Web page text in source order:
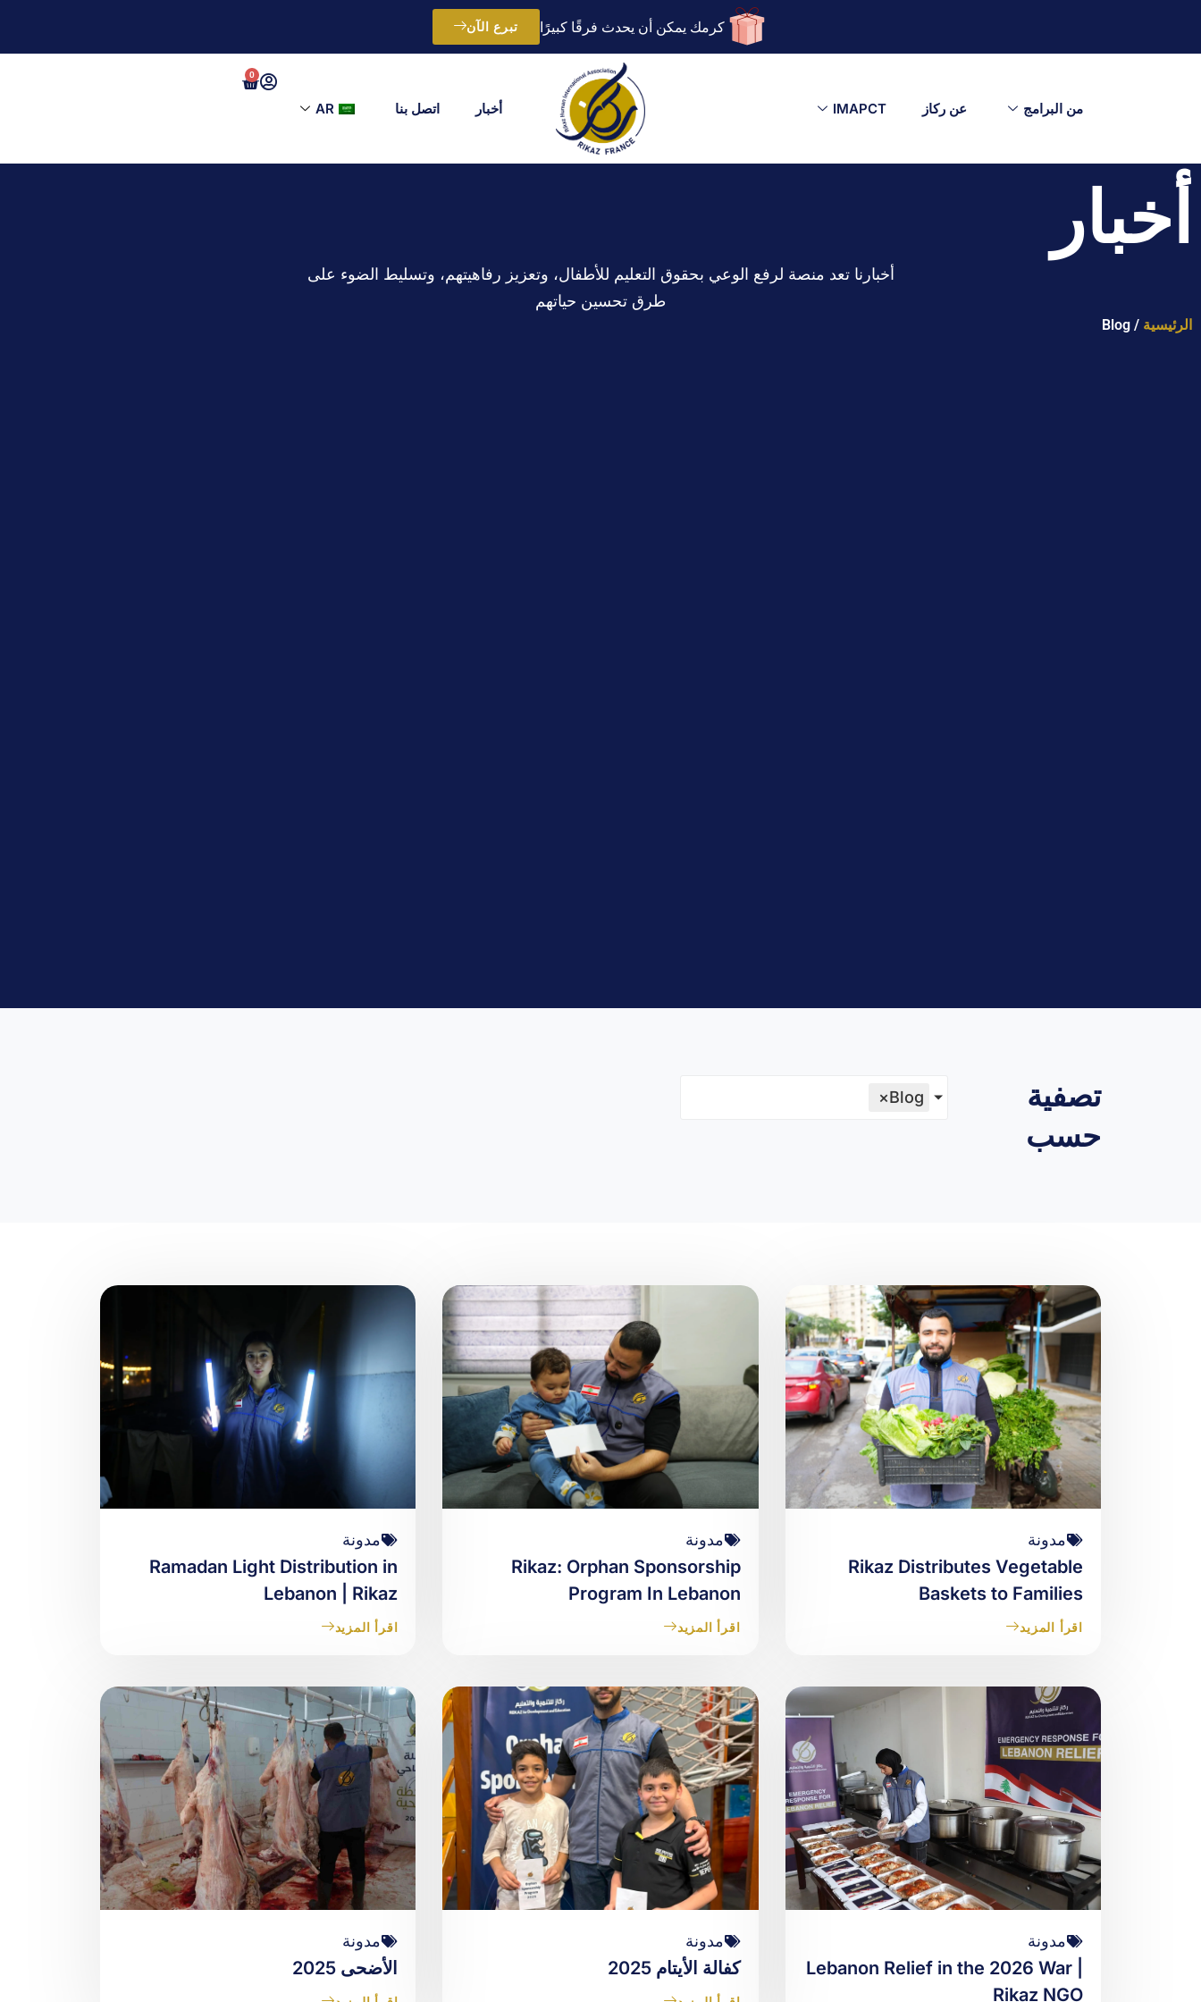
كرمك يمكن أن يحدث فرقًا كبيرًا تبرع الآن
من البرامج عن ركاز IMAPCT أخبار اتصل بنا AR
0
أخبار
أخبارنا تعد منصة لرفع الوعي بحقوق التعليم للأطفال، وتعزيز رفاهيتهم، وتسليط الضوء على
طرق تحسين حياتهم
الرئيسية / Blog
تصفية
حسب
Blog
×
مدونة
Rikaz Distributes Vegetable
Baskets to Families
اقرأ المزيد
مدونة
Rikaz: Orphan Sponsorship
Program In Lebanon
اقرأ المزيد
مدونة
Ramadan Light Distribution in
Lebanon | Rikaz
اقرأ المزيد
مدونة
Lebanon Relief in the 2026 War |
Rikaz NGO
مدونة
كفالة الأيتام 2025
مدونة
الأضحى 2025